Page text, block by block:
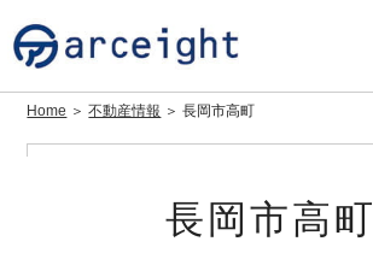
Home ＞不動産情報 ＞ 長岡市高町
長岡市高町